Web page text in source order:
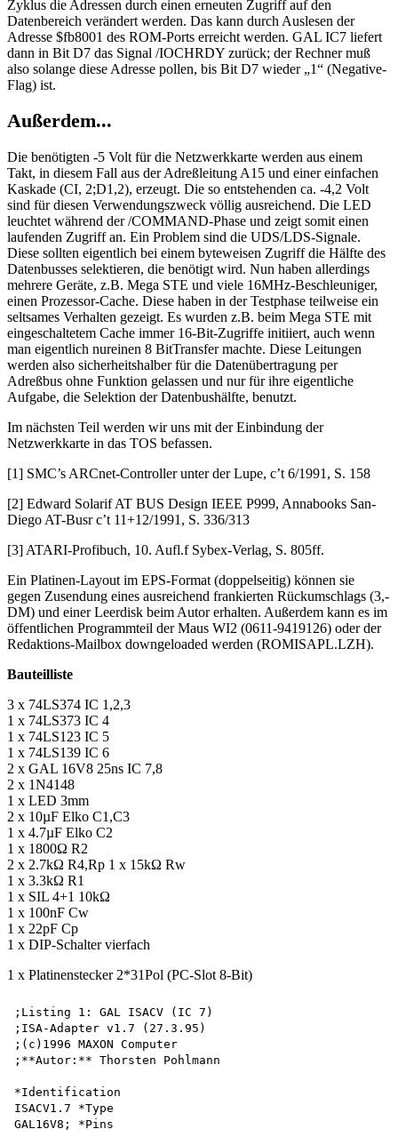
Zyklus die Adressen durch einen erneuten Zugriff auf den
Datenbereich verändert werden. Das kann durch Auslesen der
Adresse $fb8001 des ROM-Ports erreicht werden. GAL IC7 liefert
dann in Bit D7 das Signal /IOCHRDY zurück; der Rechner muß
also solange diese Adresse pollen, bis Bit D7 wieder „1“ (Negative-
Flag) ist.
Außerdem...
Die benötigten -5 Volt für die Netzwerkkarte werden aus einem
Takt, in diesem Fall aus der Adreßleitung A15 und einer einfachen
Kaskade (CI, 2;D1,2), erzeugt. Die so entstehenden ca. -4,2 Volt
sind für diesen Verwendungszweck völlig ausreichend. Die LED
leuchtet während der /COMMAND-Phase und zeigt somit einen
laufenden Zugriff an. Ein Problem sind die UDS/LDS-Signale.
Diese sollten eigentlich bei einem byteweisen Zugriff die Hälfte des
Datenbusses selektieren, die benötigt wird. Nun haben allerdings
mehrere Geräte, z.B. Mega STE und viele 16MHz-Beschleuniger,
einen Prozessor-Cache. Diese haben in der Testphase teilweise ein
seltsames Verhalten gezeigt. Es wurden z.B. beim Mega STE mit
eingeschaltetem Cache immer 16-Bit-Zugriffe initiiert, auch wenn
man eigentlich nureinen 8 BitTransfer machte. Diese Leitungen
werden also sicherheitshalber für die Datenübertragung per
Adreßbus ohne Funktion gelassen und nur für ihre eigentliche
Aufgabe, die Selektion der Datenbushälfte, benutzt.
Im nächsten Teil werden wir uns mit der Einbindung der
Netzwerkkarte in das TOS befassen.
[1] SMC’s ARCnet-Controller unter der Lupe, c’t 6/1991, S. 158
[2] Edward Solarif AT BUS Design IEEE P999, Annabooks San-
Diego AT-Busr c’t 11+12/1991, S. 336/313
[3] ATARI-Profibuch, 10. Aufl.f Sybex-Verlag, S. 805ff.
Ein Platinen-Layout im EPS-Format (doppelseitig) können sie
gegen Zusendung eines ausreichend frankierten Rückumschlags (3,-
DM) und einer Leerdisk beim Autor erhalten. Außerdem kann es im
öffentlichen Programmteil der Maus WI2 (0611-9419126) oder der
Redaktions-Mailbox downgeloaded werden (ROMISAPL.LZH).
Bauteilliste
3 x 74LS374 IC 1,2,3
1 x 74LS373 IC 4
1 x 74LS123 IC 5
1 x 74LS139 IC 6
2 x GAL 16V8 25ns IC 7,8
2 x 1N4148
1 x LED 3mm
2 x 10µF Elko C1,C3
1 x 4.7µF Elko C2
1 x 1800Ω R2
2 x 2.7kΩ R4,Rp 1 x 15kΩ Rw
1 x 3.3kΩ R1
1 x SIL 4+1 10kΩ
1 x 100nF Cw
1 x 22pF Cp
1 x DIP-Schalter vierfach
1 x Platinenstecker 2*31Pol (PC-Slot 8-Bit)
;Listing 1: GAL ISACV (IC 7)
;ISA-Adapter v1.7 (27.3.95)
;(c)1996 MAXON Computer
;**Autor:** Thorsten Pohlmann
*Identification
ISACV1.7 *Type
GAL16V8; *Pins